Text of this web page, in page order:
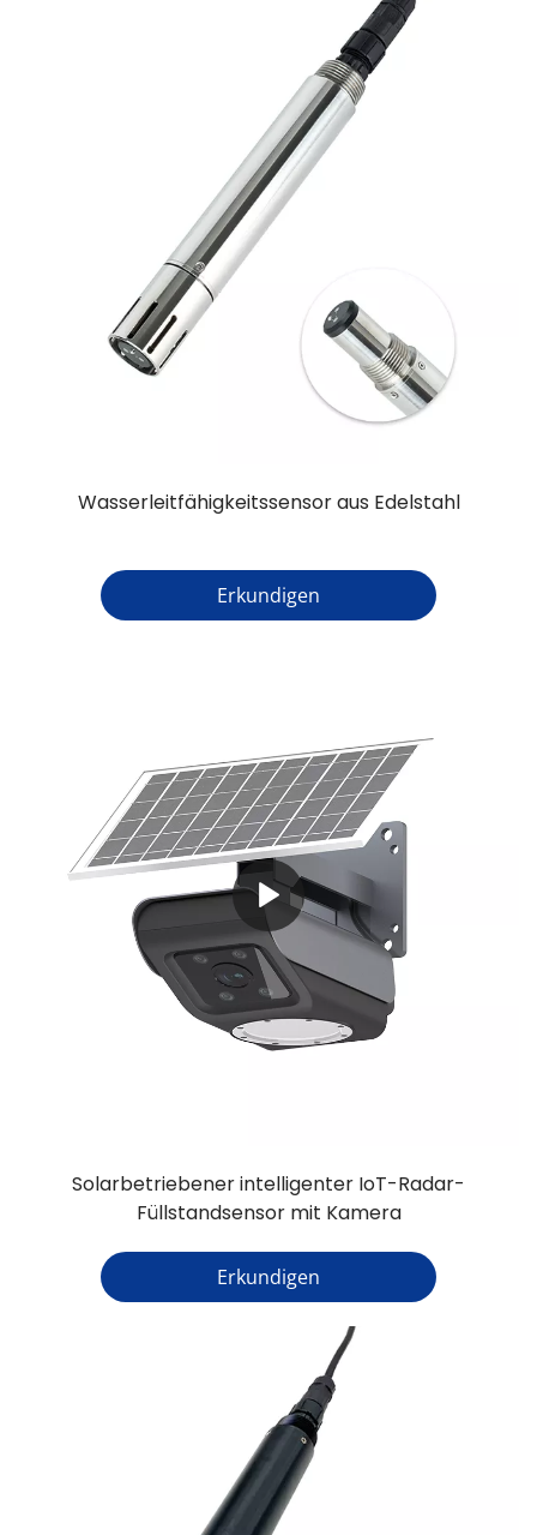
Wasserleitfähigkeitssensor aus Edelstahl
Erkundigen
Solarbetriebener intelligenter IoT-Radar-
Füllstandsensor mit Kamera
Erkundigen